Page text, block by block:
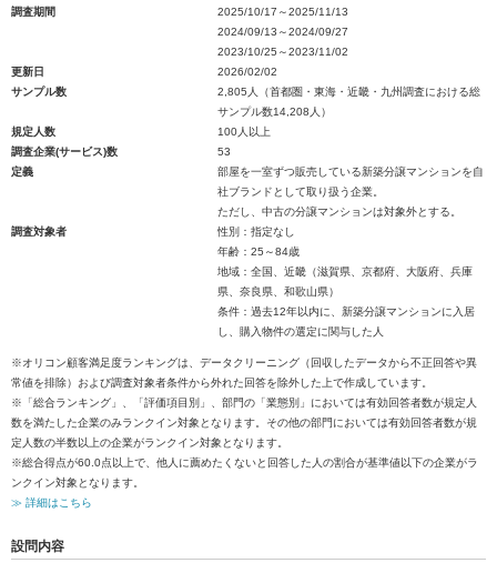
調査期間
2025/10/17～2025/11/13
2024/09/13～2024/09/27
2023/10/25～2023/11/02
更新日
2026/02/02
サンプル数
2,805人（首都圏・東海・近畿・九州調査における総
サンプル数14,208人）
規定人数
100人以上
調査企業(サービス)数
53
定義
部屋を一室ずつ販売している新築分譲マンションを自
社ブランドとして取り扱う企業。
ただし、中古の分譲マンションは対象外とする。
調査対象者
性別：指定なし
年齢：25～84歳
地域：全国、近畿（滋賀県、京都府、大阪府、兵庫
県、奈良県、和歌山県）
条件：過去12年以内に、新築分譲マンションに入居
し、購入物件の選定に関与した人
※オリコン顧客満足度ランキングは、データクリーニング（回収したデータから不正回答や異
常値を排除）および調査対象者条件から外れた回答を除外した上で作成しています。
※「総合ランキング」、「評価項目別」、部門の「業態別」においては有効回答者数が規定人
数を満たした企業のみランクイン対象となります。その他の部門においては有効回答者数が規
定人数の半数以上の企業がランクイン対象となります。
※総合得点が60.0点以上で、他人に薦めたくないと回答した人の割合が基準値以下の企業がラ
ンクイン対象となります。
≫ 詳細はこちら
設問内容